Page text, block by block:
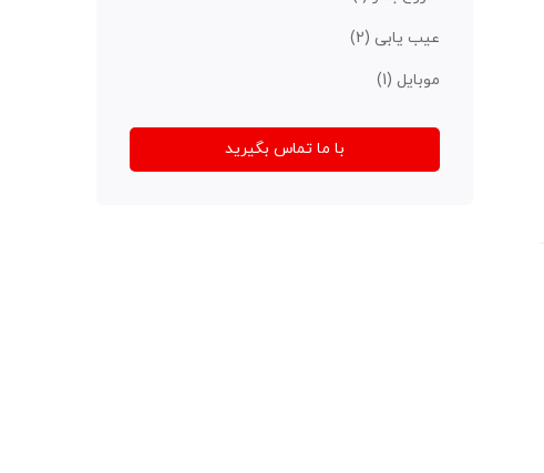
عیب یابی (2)
موبایل (1)
با ما تماس بگیرید